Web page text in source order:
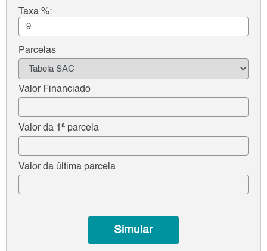
Taxa %:
Parcelas
Valor Financiado
Valor da 1ª parcela
Valor da última parcela
Simular